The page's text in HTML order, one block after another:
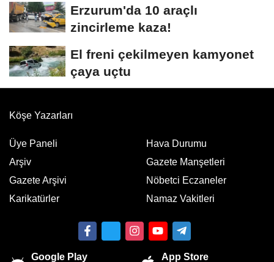
Erzurum'da 10 araçlı
zincirleme kaza!
El freni çekilmeyen kamyonet
çaya uçtu
Köşe Yazarları
Üye Paneli
Arşiv
Gazete Arşivi
Karikatürler
Hava Durumu
Gazete Manşetleri
Nöbetci Eczaneler
Namaz Vakitleri
Google Play App Store